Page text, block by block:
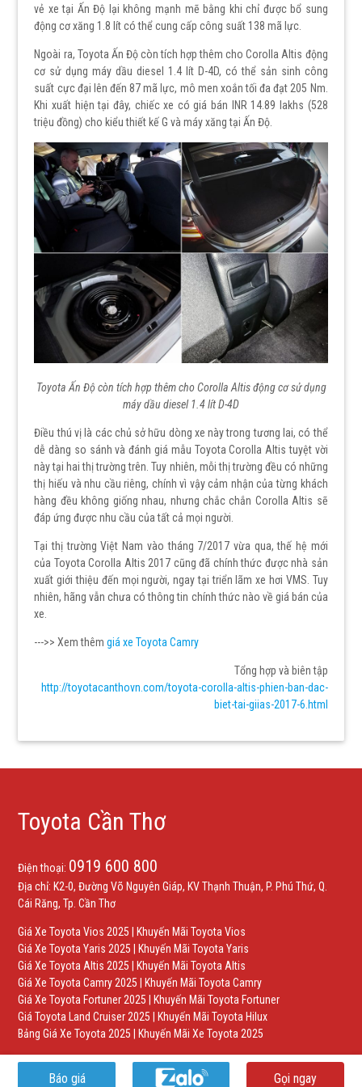
vẻ xe tại Ấn Độ lại không mạnh mẽ bằng khi chỉ được bổ sung
động cơ xăng 1.8 lít có thể cung cấp công suất 138 mã lực.
Ngoài ra, Toyota Ấn Độ còn tích hợp thêm cho Corolla Altis động
cơ sử dụng máy dầu diesel 1.4 lít D-4D, có thể sản sinh công
suất cực đại lên đến 87 mã lực, mô men xoắn tối đa đạt 205 Nm.
Khi xuất hiện tại đây, chiếc xe có giá bán INR 14.89 lakhs (528
triệu đồng) cho kiểu thiết kế G và máy xăng tại Ấn Độ.
Toyota Ấn Độ còn tích hợp thêm cho Corolla Altis động cơ sử dụng
máy dầu diesel 1.4 lít D-4D
Điều thú vị là các chủ sở hữu dòng xe này trong tương lai, có thể
dễ dàng so sánh và đánh giá mẫu Toyota Corolla Altis tuyệt vời
này tại hai thị trường trên. Tuy nhiên, mỗi thị trường đều có những
thị hiếu và nhu cầu riêng, chính vì vậy cảm nhận của từng khách
hàng đều không giống nhau, nhưng chắc chắn Corolla Altis sẽ
đáp ứng được nhu cầu của tất cả mọi người.
Tại thị trường Việt Nam vào tháng 7/2017 vừa qua, thế hệ mới
của Toyota Corolla Altis 2017 cũng đã chính thức được nhà sản
xuất giới thiệu đến mọi người, ngay tại triển lãm xe hơi VMS. Tuy
nhiên, hãng vẫn chưa có thông tin chính thức nào về giá bán của
xe.
--->> Xem thêmgiá xe Toyota Camry
Tổng hợp và biên tập
http://toyotacanthovn.com/toyota-corolla-altis-phien-ban-dac-
biet-tai-giias-2017-6.html
Toyota Cần Thơ
Điện thoại: 0919 600 800
Địa chỉ: K2-0, Đường Võ Nguyên Giáp, KV Thạnh Thuận, P. Phú Thứ, Q.
Cái Răng, Tp. Cần Thơ
Giá Xe Toyota Vios 2025
Khuyến Mãi Toyota Vios
Giá Xe Toyota Yaris 2025
Khuyến Mãi Toyota Yaris
Giá Xe Toyota Altis 2025
Khuyến Mãi Toyota Altis
Giá Xe Toyota Camry 2025
Khuyến Mãi Toyota Camry
Giá Xe Toyota Fortuner 2025
Khuyến Mãi Toyota Fortuner
Giá Toyota Land Cruiser 2025
Khuyến Mãi Toyota Hilux
Bảng Giá Xe Toyota 2025
Khuyến Mãi Xe Toyota 2025
Báo giá Gọi ngay